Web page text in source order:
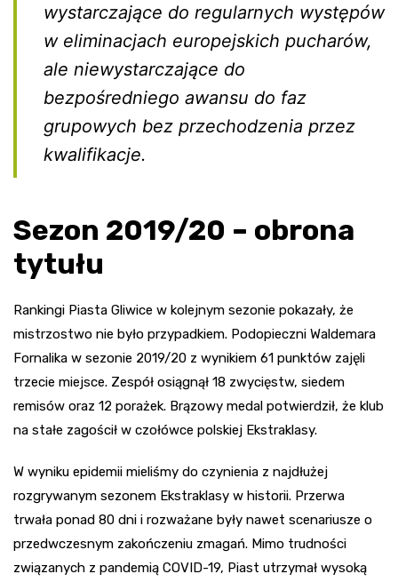
wystarczające do regularnych występów
w eliminacjach europejskich pucharów,
ale niewystarczające do
bezpośredniego awansu do faz
grupowych bez przechodzenia przez
kwalifikacje.
Sezon 2019/20 – obrona
tytułu
Rankingi Piasta Gliwice w kolejnym sezonie pokazały, że
mistrzostwo nie było przypadkiem. Podopieczni Waldemara
Fornalika w sezonie 2019/20 z wynikiem 61 punktów zajęli
trzecie miejsce. Zespół osiągnął 18 zwycięstw, siedem
remisów oraz 12 porażek. Brązowy medal potwierdził, że klub
na stałe zagościł w czołówce polskiej Ekstraklasy.
W wyniku epidemii mieliśmy do czynienia z najdłużej
rozgrywanym sezonem Ekstraklasy w historii. Przerwa
trwała ponad 80 dni i rozważane były nawet scenariusze o
przedwczesnym zakończeniu zmagań. Mimo trudności
związanych z pandemią COVID-19, Piast utrzymał wysoką